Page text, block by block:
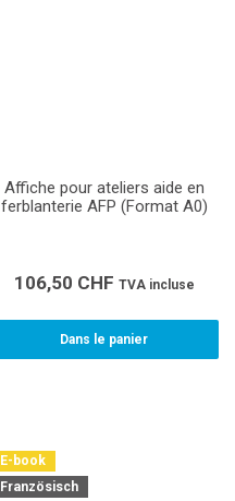
Affiche pour ateliers aide en
ferblanterie AFP (Format A0)
106,50 CHF TVA incluse
Dans le panier
E-book
Französisch